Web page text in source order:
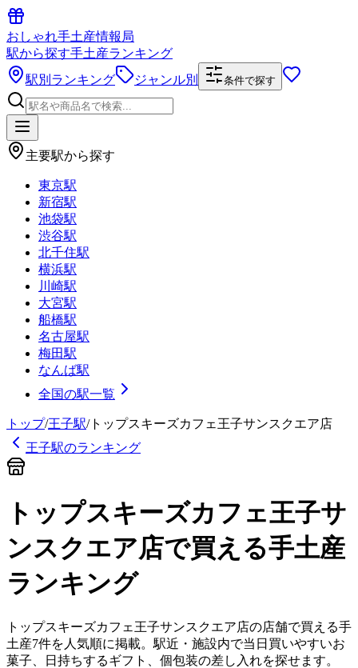
おしゃれ手土産情報局
駅から探す手土産ランキング
駅別ランキング
ジャンル別 条件で探す
主要駅から探す
東京駅
新宿駅
池袋駅
渋谷駅
北千住駅
横浜駅
川崎駅
大宮駅
船橋駅
名古屋駅
梅田駅
なんば駅
全国の駅一覧
トップ/王子駅/トップスキーズカフェ王子サンスクエア店
王子駅のランキング
トップスキーズカフェ王子サ
ンスクエア店で買える手土産
ランキング
トップスキーズカフェ王子サンスクエア店の店舗で買える手
土産7件を人気順に掲載。駅近・施設内で当日買いやすいお
菓子、日持ちするギフト、個包装の差し入れを探せます。